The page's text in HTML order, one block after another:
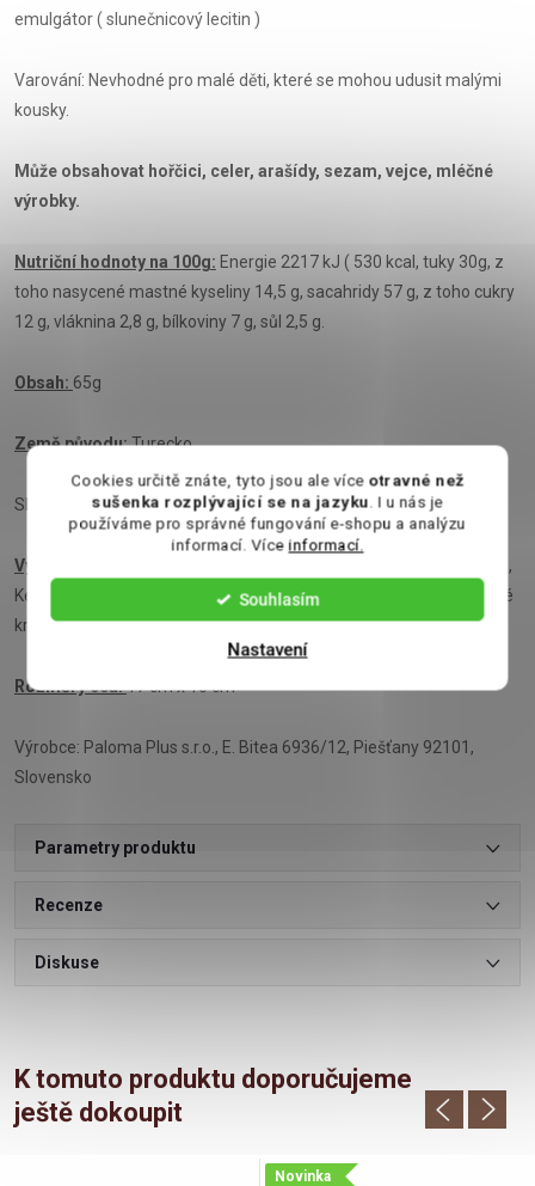
Cookies určitě znáte, tyto jsou ale více otravné než
sušenka rozplývající se na jazyku . I u nás je
používáme pro správné fungování e-shopu a analýzu
informací. Víceinformací.
Souhlasím
Nastavení
emulgátor ( slunečnicový lecitin )
Varování: Nevhodné pro malé děti, které se mohou udusit malými
kousky.
Může obsahovat hořčici, celer, arašídy, sezam, vejce, mléčné
výrobky.
Nutriční hodnoty na 100g: Energie 2217 kJ ( 530 kcal, tuky 30g, z
toho nasycené mastné kyseliny 14,5 g, sacahridy 57 g, z toho cukry
12 g, vláknina 2,8 g, bílkoviny 7 g, sůl 2,5 g.
Obsah: 65g
Země původu:Turecko
Skladujte v suchu a chladu.
Výrobce:
Emporio Foods Ltd, Centrix House, Keys Buisness Village,
Keys Park Road Road, Cannock, Staffordshire, WS12 2HA, Spojené
království.
Rozměry cca:17 cm x 10 cm
Výrobce: Paloma Plus s.r.o., E. Bitea 6936/12, Piešťany 92101,
Slovensko
Parametry produktu
Recenze
Diskuse
K tomuto produktu doporučujeme
ještě dokoupit
Novinka